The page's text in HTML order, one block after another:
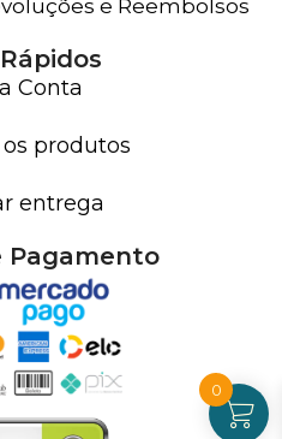
e Reembolsos
Conta
produtos
entrega
Pagamento
0